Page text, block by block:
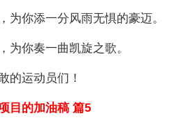
为你添一分风雨无惧的豪迈。
为你奏一曲凯旋之歌。
的运动员们！
的加油稿 篇5